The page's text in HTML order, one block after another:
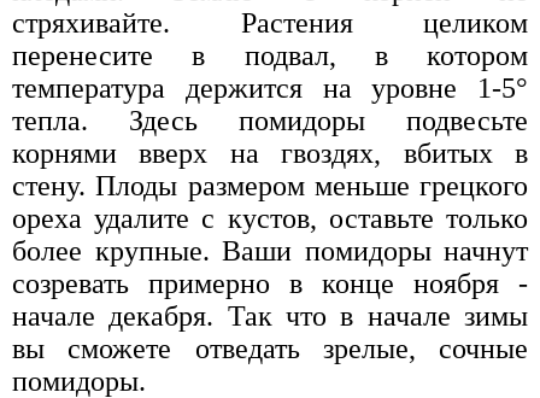
стряхивайте. Растения целиком
перенесите в подвал, в котором
температура держится на уровне 1-5°
тепла. Здесь помидоры подвесьте
корнями вверх на гвоздях, вбитых в
стену. Плоды размером меньше грецкого
ореха удалите с кустов, оставьте только
более крупные. Ваши помидоры начнут
созревать примерно в конце ноября -
начале декабря. Так что в начале зимы
вы сможете отведать зрелые, сочные
помидоры.